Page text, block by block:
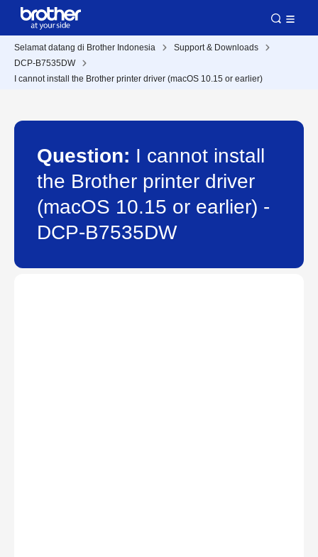
Selamat datang di Brother Indonesia
Support & Downloads
DCP-B7535DW
I cannot install the Brother printer driver (macOS 10.15 or earlier)
Question: I cannot install
the Brother printer driver
(macOS 10.15 or earlier) -
DCP-B7535DW